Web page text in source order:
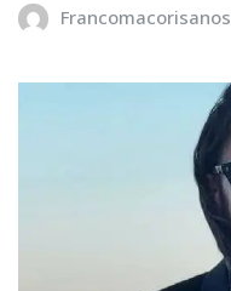
Francomacorisanos